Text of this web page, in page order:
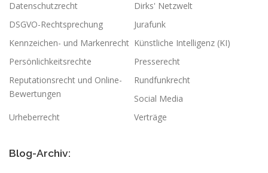
Datenschutzrecht
Dirks' Netzwelt
DSGVO-Rechtsprechung
Jurafunk
Kennzeichen- und Markenrecht Künstliche Intelligenz (KI)
Persönlichkeitsrechte
Presserecht
Reputationsrecht und Online-
Bewertungen
Rundfunkrecht
Social Media
Urheberrecht
Verträge
Blog-Archiv: